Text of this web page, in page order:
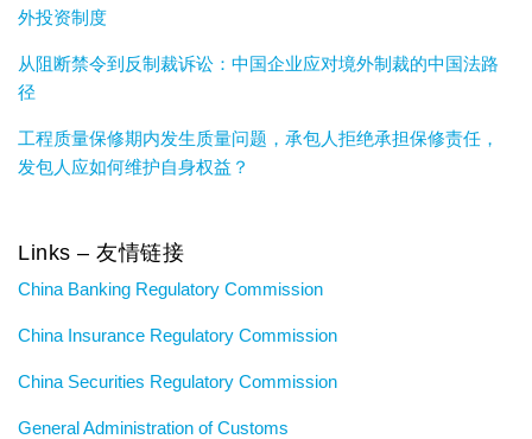
外投资制度
从阻断禁令到反制裁诉讼：中国企业应对境外制裁的中国法路
径
工程质量保修期内发生质量问题，承包人拒绝承担保修责任，
发包人应如何维护自身权益？
Links – 友情链接
China Banking Regulatory Commission
China Insurance Regulatory Commission
China Securities Regulatory Commission
General Administration of Customs